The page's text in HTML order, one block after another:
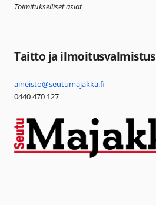
Toimitukselliset asiat
Taitto ja ilmoitusvalmistus
aineisto@seutumajakka.fi
0440 470 127